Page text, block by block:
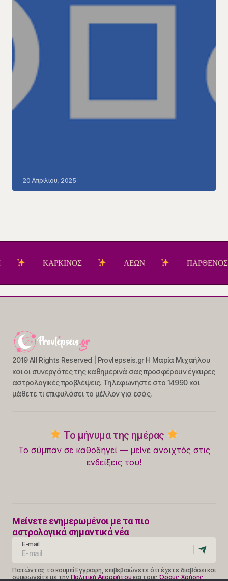
20 Απριλίου, 2025
ΚΑΡΚΙΝΟΣ ΛΕΩΝ ΠΑΡΘΕΝΟΣ
2019 All Rights Reserved | Provlepseis.gr Η Μαρία Μιχαήλου
και οι συνεργάτες της καθημερινά σας προσφέρουν έγκυρες
αστρολογικές προβλέψεις. Τηλεφωνήστε στο 14990 και
μάθετε τι επιφυλάσει το μέλλον για εσάς.
Το μήνυμα της ημέρας
Το σύμπαν σε καθοδηγεί — μείνε ανοιχτός στις
ενδείξεις του!
Μείνετε ενημερωμένοι με τα πιο
αστρολογικά σημαντικά νέα
E-mail
Πατώντας το κουμπί Εγγραφή, επιβεβαιώνετε ότι έχετε διαβάσει και
συμφωνείτε με τηνΠολιτική Απορρήτουκαι τουςΌρους Χρήσης